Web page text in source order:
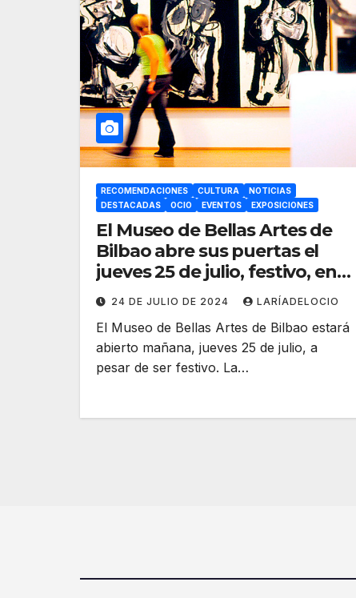
RECOMENDACIONES CULTURA
NOTICIAS
DESTACADAS
OCIO EVENTOS EXPOSICIONES
El Museo de Bellas Artes de
Bilbao abre sus puertas el
jueves 25 de julio, festivo, en
su horario habitual
24 DE JULIO DE 2024 LARÍADELOCIO
El Museo de Bellas Artes de Bilbao estará
abierto mañana, jueves 25 de julio, a
pesar de ser festivo. La…